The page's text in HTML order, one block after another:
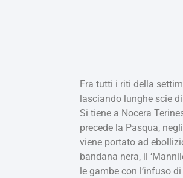
Fra tutti i riti della
lasciando lunghe scie
Si tiene a Nocera
precede la Pasqua,
viene portato ad
bandana nera, il
le gambe con l’infuso